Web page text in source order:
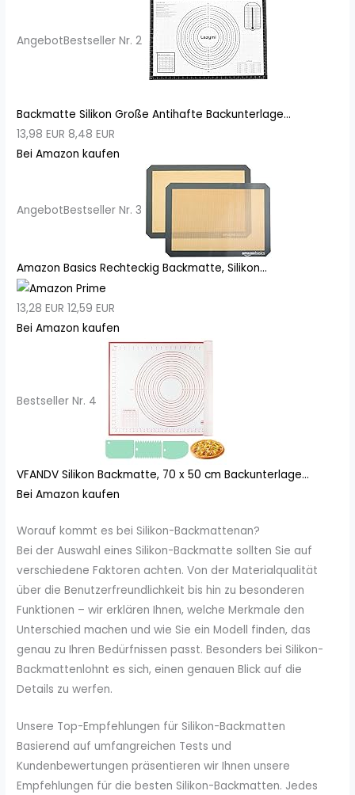
AngebotBestseller Nr. 2
Backmatte Silikon Große Antihafte Backunterlage...
13,98 EUR 8,48 EUR
Bei Amazon kaufen
AngebotBestseller Nr. 3
Amazon Basics Rechteckig Backmatte, Silikon...
13,28 EUR 12,59 EUR
Bei Amazon kaufen
Bestseller Nr. 4
VFANDV Silikon Backmatte, 70 x 50 cm Backunterlage...
Bei Amazon kaufen
Worauf kommt es bei Silikon-Backmattenan?
Bei der Auswahl eines Silikon-Backmatte sollten Sie auf
verschiedene Faktoren achten. Von der Materialqualität
über die Benutzerfreundlichkeit bis hin zu besonderen
Funktionen – wir erklären Ihnen, welche Merkmale den
Unterschied machen und wie Sie ein Modell finden, das
genau zu Ihren Bedürfnissen passt. Besonders bei Silikon-
Backmattenlohnt es sich, einen genauen Blick auf die
Details zu werfen.
Unsere Top-Empfehlungen für Silikon-Backmatten
Basierend auf umfangreichen Tests und
Kundenbewertungen präsentieren wir Ihnen unsere
Empfehlungen für die besten Silikon-Backmatten. Jedes